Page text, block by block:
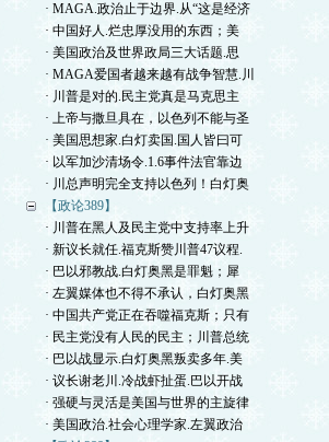
· MAGA.政治止于边界.从“这是经济
· 中国好人.烂忠厚没用的东西；美
· 美国政治及世界政局三大话题.思
· MAGA爱国者越来越有战争智慧.川
· 川普是对的.民主党真是马克思主
· 上帝与撒旦具在，以色列不能与圣
· 美国思想家.白灯卖国.国人皆曰可
· 以军加沙清场令.1.6事件法官靠边
· 川总声明完全支持以色列！白灯奥
【政论389】
· 川普在黑人及民主党中支持率上升
· 新议长就任.福克斯赞川普47议程.
· 巴以邪教战.白灯奥黑是罪魁；犀
· 左翼媒体也不得不承认，白灯奥黑
· 中国共产党正在吞噬福克斯；只有
· 民主党没有人民的民主；川普总统
· 巴以战显示.白灯奥黑叛卖多年.美
· 议长谢老川.冷战虾扯蛋.巴以开战
· 强硬与灵活是美国与世界的主旋律
· 美国政治.社会心理学家.左翼政治